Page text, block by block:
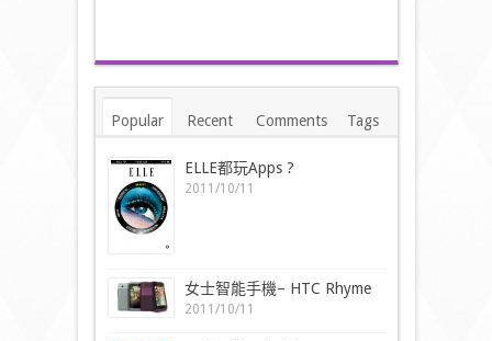
Popular Recent Comments Tags
ELLE都玩Apps ?
2011/10/11
女士智能手機– HTC Rhyme
2011/10/11